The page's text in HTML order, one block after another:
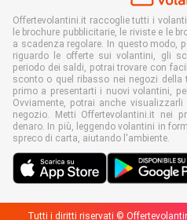
Offertevolantini.it raccoglie tutti i
le brochure pubblicitarie, le riviste e le
a scadenza regolare. In questo modo,
riguardo le offerte sui volantini, gli
periodo dei saldi, potrai trovare con
sconto o quel ribasso nei negozi
primo a presentarti i nuovi volantini,
Ovviamente, potrai anche
negozio. Metti Offertevolantini.it nei
denaro. In più, leggendo volantini in
spreco di carta, aiutando l'ambiente.
Tutti i diritti riservati ©